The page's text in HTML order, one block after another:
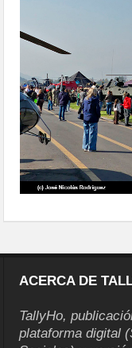
ACERCA DE
TallyHo,
plataforma digital